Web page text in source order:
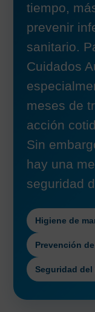
tiempo,
prevenir
sanitario.
Cuidados
meses de
acción
Sin
hay una
seguridad
Higiene de
Prevención
Seguridad del